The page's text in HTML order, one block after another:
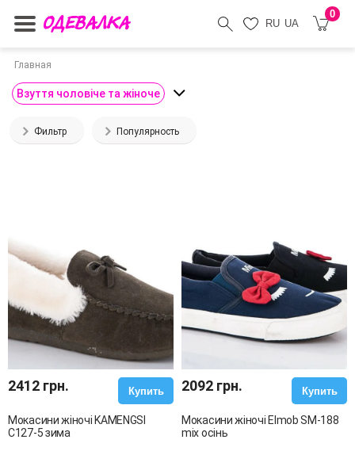
RU UA
0
Главная
Взуття чоловіче та жіноче
Фильтр Популярность
2412 грн. Купить
Мокасини жіночі KAMENGSI
C127-5 зима
2092 грн. Купить
Мокасини жіночі Elmob SM-188
mix осінь